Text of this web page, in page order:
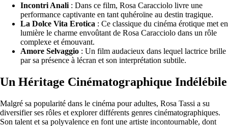
Incontri Anali : Dans ce film, Rosa Caracciolo livre une
performance captivante en tant quhéroïne au destin tragique.
La Dolce Vita Erotica : Ce classique du cinéma érotique met en
lumière le charme envoûtant de Rosa Caracciolo dans un rôle
complexe et émouvant.
Amore Selvaggio : Un film audacieux dans lequel lactrice brille
par sa présence à lécran et son interprétation subtile.
Un Héritage Cinématographique Indélébile
Malgré sa popularité dans le cinéma pour adultes, Rosa Tassi a su
diversifier ses rôles et explorer différents genres cinématographiques.
Son talent et sa polyvalence en font une artiste incontournable, dont